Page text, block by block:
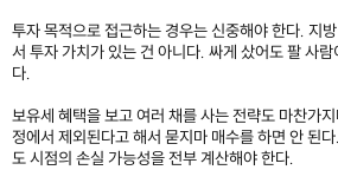
투자 목적으로 접근하는 경우는 신중해야 한다. 지
서 투자 가치가 있는 건 아니다. 싸게 샀어도 팔 사
다.
보유세 혜택을 보고 여러 채를 사는 전략도 마찬가
정에서 제외된다고 해서 묻지마 매수를 하면 안 된
도 시점의 손실 가능성을 전부 계산해야 한다.